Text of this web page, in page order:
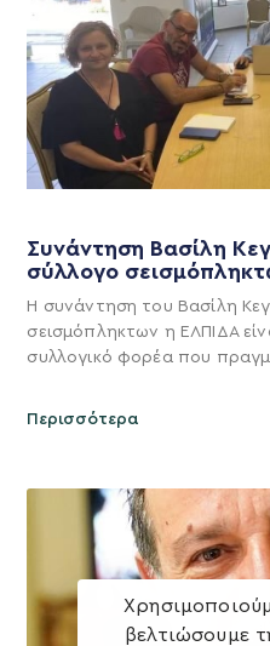
Συνάντηση Βασίλη
σύλλογο
Η συνάντηση του Βασίλη
σεισμόπληκτων η ΕΛΠΙΔΑ
συλλογικό φορέα που
Περισσότερα
βελτιώσουμε